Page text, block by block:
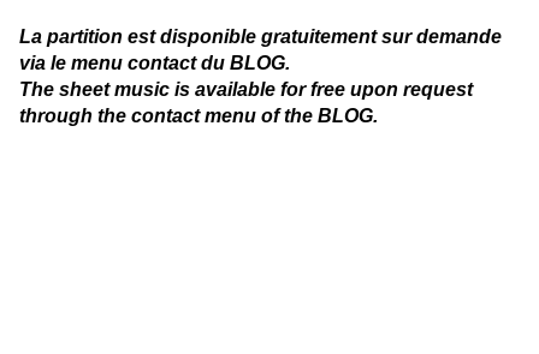
La partition est disponible gratuitement sur demande
via le menu contact du BLOG.
The sheet music is available for free upon request
through the contact menu of the BLOG.